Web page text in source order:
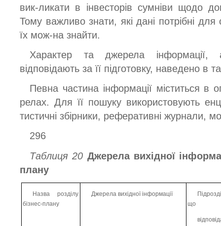
вик-ликати в інвесторів сумніви щодо
Тому важливо знати, які дані потрібні
їх мож-на знайти.
Характер та джерела
відповідають за її підготовку, наведено в
Певна частина інформації міститься в
релах. Для її пошуку використовують
тистичні збірники, реферативні журнали,
296
Таблиця 20 Джерела вихідної
плану
Назва розділу
бізнес-плану
Джерела вихідної інформації
що